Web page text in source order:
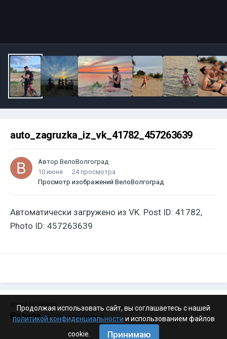
auto_zagruzka_iz_vk_41782_457263639
Автор ВелоВолгоград
10 июня
24 просмотра
Просмотр изображений ВелоВолгоград
Автоматически загружено из VK. Post ID: 41782,
Photo ID: 457263639
ИЗ КАТЕГОРИИ:
Разное · 4 199 изображений
Продолжая использовать сайт, вы соглашаетесь с нашей
политикой конфиденциальности и использованием файлов
cookie.
Принимаю